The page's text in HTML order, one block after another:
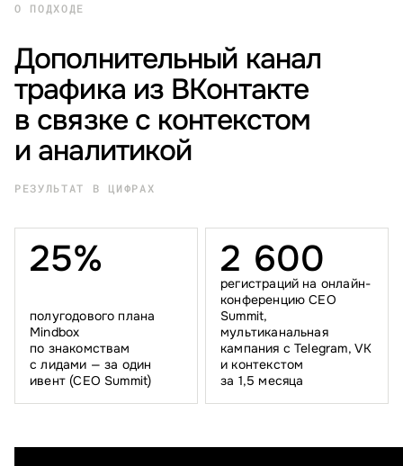
О ПОДХОДЕ
Дополнительный канал
трафика из ВКонтакте
в связке с контекстом
и аналитикой
РЕЗУЛЬТАТ В ЦИФРАХ
25%
полугодового плана
Mindbox
по знакомствам
с лидами — за один
ивент (CEO Summit)
2 600
регистраций на онлайн-
конференцию CEO
Summit,
мультиканальная
кампания с Telegram, VK
и контекстом
за 1,5 месяца